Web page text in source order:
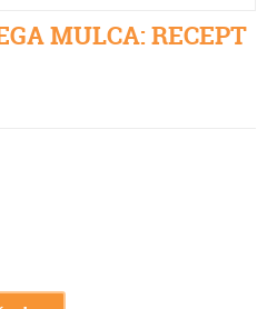
MULCA: RECEPT